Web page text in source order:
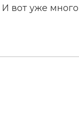
вот уже